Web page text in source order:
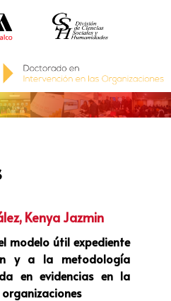
Kenya Jazmin
modelo útil expediente
y a la metodología
en evidencias en la